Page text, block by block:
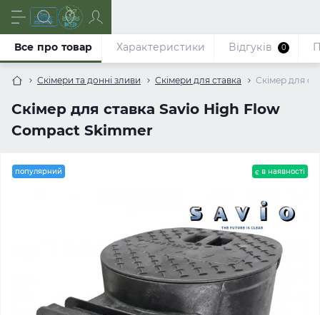
Скімери та донні зливи Скімери для ставка Скімер для
Скімер для ставка Savio High Flow
Compact Skimmer
Все про товар Характеристики Відгуків 0
популярний є в наявності